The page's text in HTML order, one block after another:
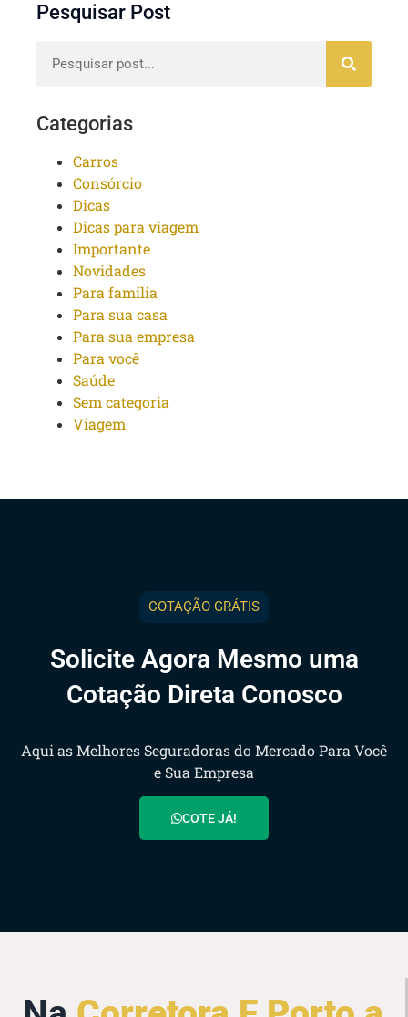
Pesquisar Post
Categorias
Carros
Consórcio
Dicas
Dicas para viagem
Importante
Novidades
Para família
Para sua casa
Para sua empresa
Para você
Saúde
Sem categoria
Viagem
COTAÇÃO GRÁTIS
Solicite Agora Mesmo uma
Cotação Direta Conosco
Aqui as Melhores Seguradoras do Mercado Para Você
e Sua Empresa
COTE JÁ!